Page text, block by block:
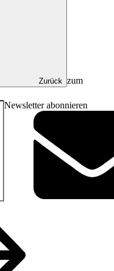
Zurück zum
Newsletter abonnieren